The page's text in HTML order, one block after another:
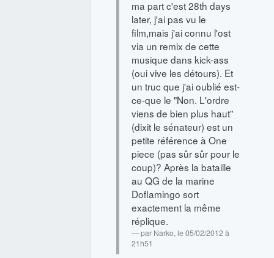
ma part c'est 28th days
later, j'ai pas vu le
film,mais j'ai connu l'ost
via un remix de cette
musique dans kick-ass
(oui vive les détours). Et
un truc que j'ai oublié est-
ce-que le "Non. L'ordre
viens de bien plus haut"
(dixit le sénateur) est un
petite référence à One
piece (pas sûr sûr pour le
coup)? Après la bataille
au QG de la marine
Doflamingo sort
exactement la même
réplique.
par Narko, le 05/02/2012 à
21h51